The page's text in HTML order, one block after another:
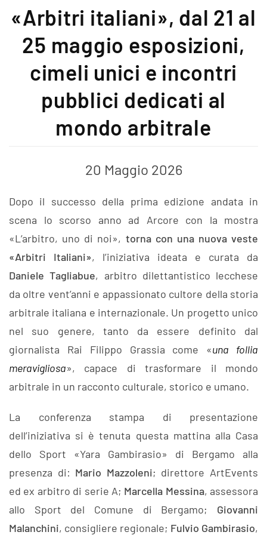
«Arbitri italiani», dal 21 al
25 maggio esposizioni,
cimeli unici e incontri
pubblici dedicati al
mondo arbitrale
20 Maggio 2026
Dopo il successo della prima edizione andata in
scena lo scorso anno ad Arcore con la mostra
«L’arbitro, uno di noi», torna con una nuova veste
«Arbitri Italiani», l’iniziativa ideata e curata da
Daniele Tagliabue, arbitro dilettantistico lecchese
da oltre vent’anni e appassionato cultore della storia
arbitrale italiana e internazionale. Un progetto unico
nel suo genere, tanto da essere definito dal
giornalista Rai Filippo Grassia come «una follia
meravigliosa», capace di trasformare il mondo
arbitrale in un racconto culturale, storico e umano.
La conferenza stampa di presentazione
dell’iniziativa si è tenuta questa mattina alla Casa
dello Sport «Yara Gambirasio» di Bergamo alla
presenza di: Mario Mazzoleni; direttore ArtEvents
ed ex arbitro di serie A; Marcella Messina, assessora
allo Sport del Comune di Bergamo; Giovanni
Malanchini, consigliere regionale; Fulvio Gambirasio,